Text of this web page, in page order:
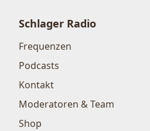
Schlager Radio
Frequenzen
Podcasts
Kontakt
Moderatoren & Team
Shop